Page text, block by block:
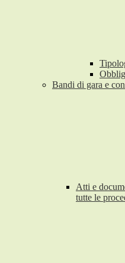
Bandi di gara e
Atti e
tutte le